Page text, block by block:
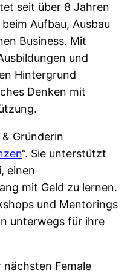
seit über 8 Jahren
Aufbau, Ausbau
Business. Mit
und
Hintergrund
Denken mit
Gründerin
“. Sie unterstützt
einen
mit Geld zu lernen.
und Mentorings
unterwegs für ihre
nächsten Female